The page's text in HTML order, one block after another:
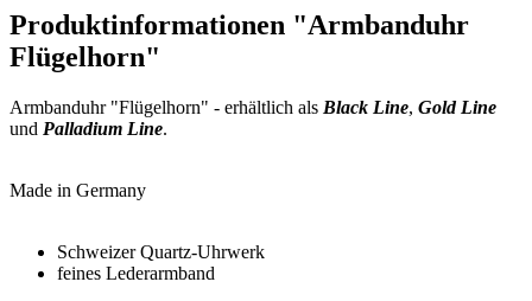
Produktinformationen "Armbanduhr
Flügelhorn"
Armbanduhr "Flügelhorn" - erhältlich als Black Line, Gold Line
und Palladium Line.
Made in Germany
Schweizer Quartz-Uhrwerk
feines Lederarmband